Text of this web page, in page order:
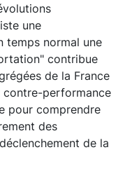
une
temps normal une
contribue
de la France
contre-performance
pour comprendre
des
de la